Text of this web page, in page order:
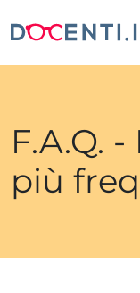
F.A.Q.
più